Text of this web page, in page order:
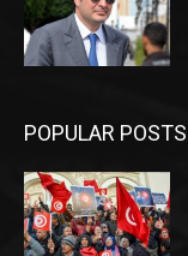
POPULAR POSTS